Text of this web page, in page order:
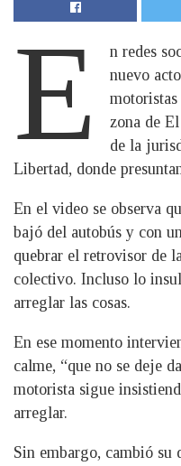
E
n redes
nuevo
zona de
de la
Libertad, donde
En el video se observa
bajó del autobús y con
quebrar el retrovisor de
colectivo. Incluso lo
arreglar las cosas.
En ese momento
calme, “que no se deje
motorista sigue
arreglar.
Sin embargo, cambió su